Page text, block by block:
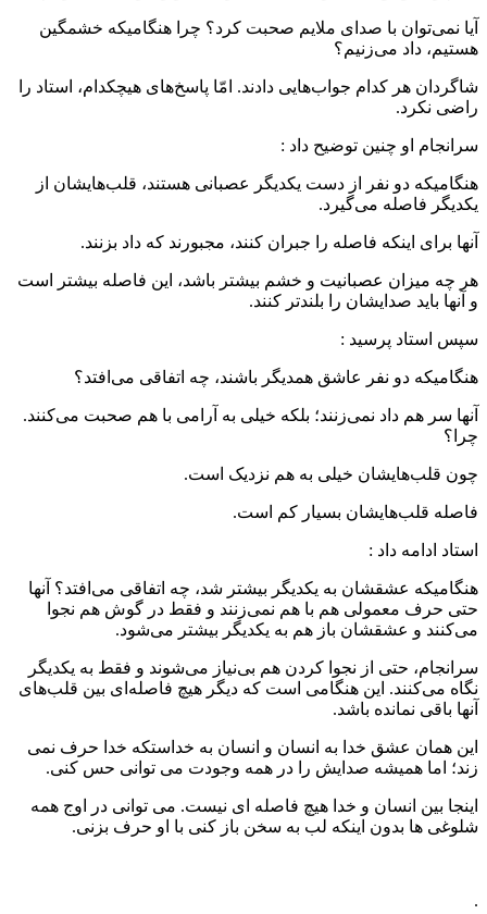
آیا نمی‌توان با صداى ملایم صحبت کرد؟ چرا هنگامیکه خشمگین
هستیم، داد می‌زنیم؟
شاگردان هر کدام جواب‌هایى دادند. امّا پاسخ‌هاى هیچکدام، استاد را
راضى نکرد.
سرانجام او چنین توضیح داد :
هنگامیکه دو نفر از دست یکدیگر عصبانى هستند، قلب‌هایشان از
یکدیگر فاصله می‌گیرد.
آنها براى اینکه فاصله را جبران کنند، مجبورند که داد بزنند.
هر چه میزان عصبانیت و خشم بیشتر باشد، این فاصله بیشتر است
و آنها باید صدایشان را بلندتر کنند.
سپس استاد پرسید :
هنگامیکه دو نفر عاشق همدیگر باشند، چه اتفاقى می‌افتد؟
آنها سر هم داد نمی‌زنند؛ بلکه خیلى به آرامى با هم صحبت می‌کنند.
چرا؟
چون قلب‌هایشان خیلى به هم نزدیک است.
فاصله قلب‌هایشان بسیار کم است.
استاد ادامه داد :
هنگامیکه عشقشان به یکدیگر بیشتر شد، چه اتفاقى می‌افتد؟ آنها
حتى حرف معمولى هم با هم نمی‌زنند و فقط در گوش هم نجوا
می‌کنند و عشقشان باز هم به یکدیگر بیشتر می‌شود.
سرانجام، حتى از نجوا کردن هم بی‌نیاز می‌شوند و فقط به یکدیگر
نگاه می‌کنند. این هنگامى است که دیگر هیچ فاصله‌اى بین قلب‌هاى
آنها باقى نمانده باشد.
این همان عشق خدا به انسان و انسان به خداستکه خدا حرف نمی
زند؛ اما همیشه صدایش را در همه وجودت می توانی حس کنی.
اینجا بین انسان و خدا هیچ فاصله ای نیست. می توانی در اوج همه
شلوغی ها بدون اینکه لب به سخن باز کنی با او حرف بزنی.
.